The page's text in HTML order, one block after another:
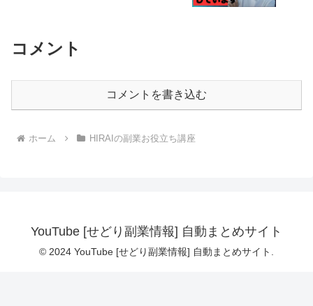
コメント
コメントを書き込む
ホーム HIRAIの副業お役立ち講座
YouTube [せどり副業情報] 自動まとめサイト
© 2024 YouTube [せどり副業情報] 自動まとめサイト.